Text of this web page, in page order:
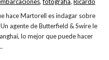
hace Martorell es indagar sobre
agente de Butterfield & Swire le
lo mejor que puede hacer